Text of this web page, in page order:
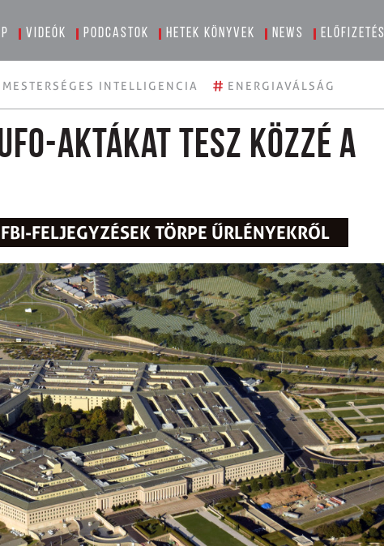
Videók Podcastok Hetek könyvek News Előfizetés
MESTERSÉGES INTELLIGENCIA # ENERGIAVÁLSÁG
aktákat tesz közzé a
FELJEGYZÉSEK TÖRPE ŰRLÉNYEKRŐL